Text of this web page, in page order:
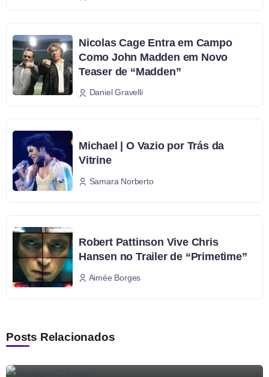
Nicolas Cage Entra em Campo
Como John Madden em Novo
Teaser de “Madden”
Daniel Gravelli
Michael | O Vazio por Trás da
Vitrine
Samara Norberto
Robert Pattinson Vive Chris
Hansen no Trailer de “Primetime”
Aimée Borges
Posts Relacionados